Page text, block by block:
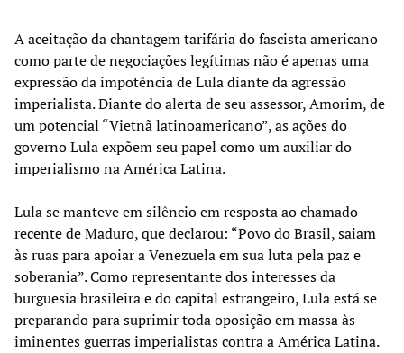
A aceitação da chantagem tarifária do fascista americano
como parte de negociações legítimas não é apenas uma
expressão da impotência de Lula diante da agressão
imperialista. Diante do alerta de seu assessor, Amorim, de
um potencial “Vietnã latinoamericano”, as ações do
governo Lula expõem seu papel como um auxiliar do
imperialismo na América Latina.
Lula se manteve em silêncio em resposta ao chamado
recente de Maduro, que declarou: “Povo do Brasil, saiam
às ruas para apoiar a Venezuela em sua luta pela paz e
soberania”. Como representante dos interesses da
burguesia brasileira e do capital estrangeiro, Lula está se
preparando para suprimir toda oposição em massa às
iminentes guerras imperialistas contra a América Latina.